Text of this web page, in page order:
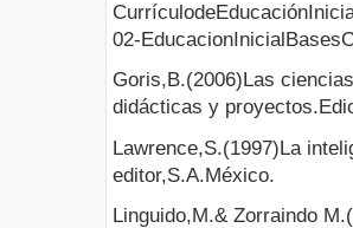
02-
Goris,B.(2006)Las
didácticas y
Lawrence,S.(1997)La
editor,S.A.México.
Linguido,M.& Zorraindo